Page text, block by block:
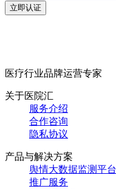
立即认证
医疗行业品牌运营专家
关于医院汇
服务介绍
合作咨询
隐私协议
产品与解决方案
舆情大数据监测平台
推广服务